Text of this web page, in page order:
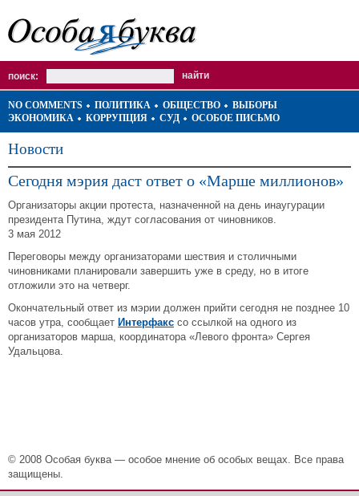
поиск:
NO COMMENTS ПОЛИТИКА ОБЩЕСТВО
ВЫБОРЫ
ЭКОНОМИКА
КОРРУПЦИЯ СУД ОСОБОЕ ПИСЬМО
Новости
Сегодня мэрия даст ответ о «Марше миллионов»
Организаторы акции протеста, назначенной на день инаугурации
президента Путина, ждут согласования от чиновников.
3 мая 2012
Переговоры между организаторами шествия и столичными
чиновниками планировали завершить уже в среду, но в итоге
отложили это на четверг.
Окончательный ответ из мэрии должен прийти сегодня не позднее 10
часов утра, сообщает Интерфакс со ссылкой на одного из
организаторов марша, координатора «Левого фронта» Сергея
Удальцова.
© 2008 Особая буква — особое мнение об особых вещах. Все права
защищены.